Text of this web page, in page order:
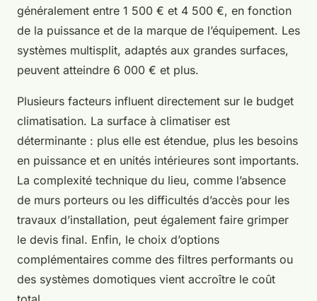
généralement entre 1 500 € et 4 500 €, en fonction
de la puissance et de la marque de l’équipement. Les
systèmes multisplit, adaptés aux grandes surfaces,
peuvent atteindre 6 000 € et plus.
Plusieurs facteurs influent directement sur le budget
climatisation. La surface à climatiser est
déterminante : plus elle est étendue, plus les besoins
en puissance et en unités intérieures sont importants.
La complexité technique du lieu, comme l’absence
de murs porteurs ou les difficultés d’accès pour les
travaux d’installation, peut également faire grimper
le devis final. Enfin, le choix d’options
complémentaires comme des filtres performants ou
des systèmes domotiques vient accroître le coût